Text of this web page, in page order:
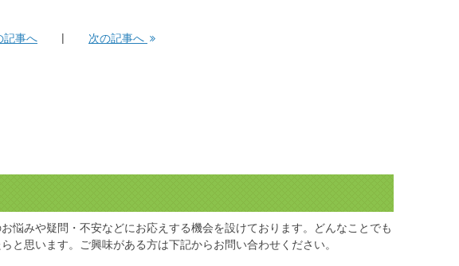
記事へ 次の記事へ
悩みや疑問・不安などにお応えする機会を設けております。どんなことでも
と思います。ご興味がある方は下記からお問い合わせください。